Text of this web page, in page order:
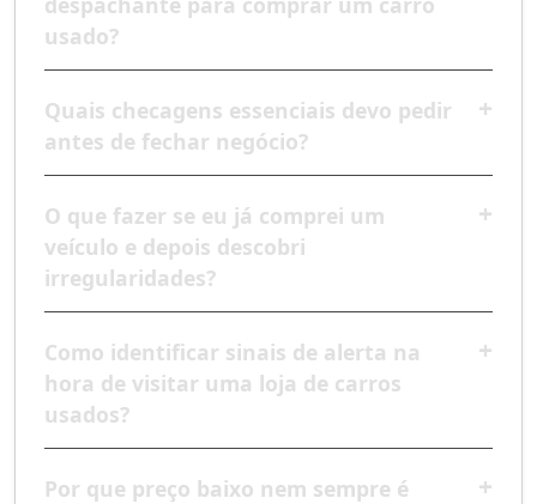
usado?
Quais checagens essenciais devo pedir
antes de fechar negócio?
O que fazer se eu já comprei um
veículo e depois descobri
irregularidades?
Como identificar sinais de alerta na
hora de visitar uma loja de carros
usados?
Por que preço baixo nem sempre é